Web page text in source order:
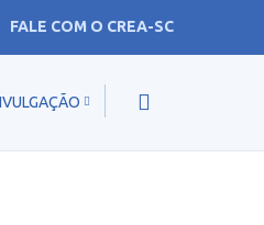
FALE COM O CREA-SC